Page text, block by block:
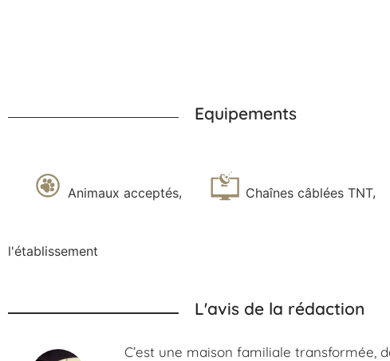
Equipements
Animaux acceptés, Chaînes câblées TNT,
l'établissement
L'avis de la rédaction
C’est une maison familiale transformée,